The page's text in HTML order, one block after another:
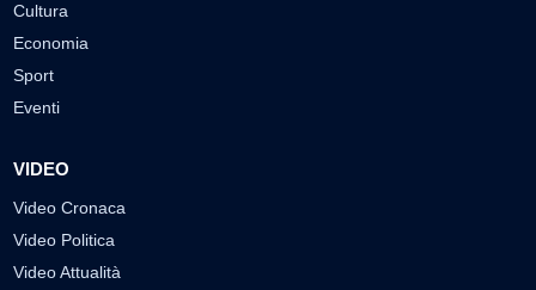
Cultura
Economia
Sport
Eventi
VIDEO
Video Cronaca
Video Politica
Video Attualità